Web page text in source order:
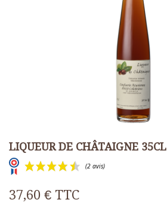
LIQUEUR DE CHÂTAIGNE 35CL
37,60 € TTC